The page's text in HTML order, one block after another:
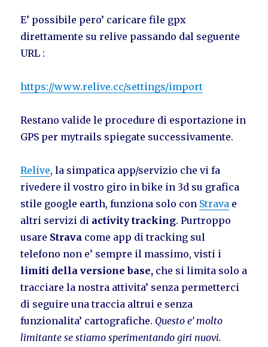
E’ possibile pero’ caricare file gpx
direttamente su relive passando dal seguente
URL :
https://www.relive.cc/settings/import
Restano valide le procedure di esportazione in
GPS per mytrails spiegate successivamente.
Relive, la simpatica app/servizio che vi fa
rivedere il vostro giro in bike in 3d su grafica
stile google earth, funziona solo con Strava e
altri servizi di activity tracking. Purtroppo
usare Strava come app di tracking sul
telefono non e’ sempre il massimo, visti i
limiti della versione base, che si limita solo a
tracciare la nostra attivita’ senza permetterci
di seguire una traccia altrui e senza
funzionalita’ cartografiche. Questo e’ molto
limitante se stiamo sperimentando giri nuovi.